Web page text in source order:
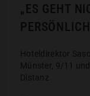
„ES GEHT
Hoteldirektor
Münster, 9/11
Distanz